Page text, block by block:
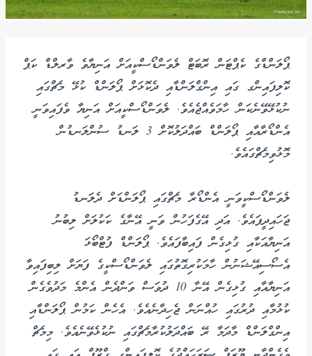
ޕޯލަންޑްގެ ކެޕްޓަން ރޮބަޓް ލެވަންޑޯސްކީއަށް އަނިޔާވެ ވާރލްޑް ކަޕް
ކޮލިފައިންގ ގައި އިންގްލަންޑާއި ދެކޮޅަށް ޕޯލަންޑް ކުޅޭ މެޗްގައި
ނުކުޅޭވޭނެކަން ހާމަވެއްޖެއެވެ. ލެވަންޑޯސްކީއަށް އަނިޔާ ވެފައިވަނީ
އެންޑޯރާއާއި ޕޯލަންޑް ބައްދަލުކޮށް 3 ލަނޑު ސުންލަނޑުން
މޮޅުވިމެޗްގައެވެ.
ލެވަންޑޯސްކީވަނީ އެންޑޯރާ މެޗްގައި ޕޯލަންޑަށް ދެލަނޑު
ޖަހައިދީފައެވެ. އަދި އޭގެފަހުން ވަނީ އޭނާގެ ކަކުލަށް ލިބުނު
އަނިޔާއަކާއި ގުޅިގެން ފައިބާފައެވެ. ޕޯލަންޑް ފުޓްބޯޅަ
އެސޯސިއޭޝަނުން ހާމަކުރިގޮތުގައި ލެވަންޑޯސްކީގެ ފަޔަށް ލިބިފައިވާ
އަނިޔާއާއި ގުޅިގެން އޭނާ 10 ދުވަސް ވަންދެން އެންމެ މަދުވެގެން
ކުޅުމާއި ދުރުގައި ހުއްނަން ޖެހިދާނެއެވެ. އެހެން ކަމުން ޕޯލަންޑާއި
އިންގްލަންޑް މާދަމާ ރޭ ބައްދަލުކުރާމެޗްގައި ނުކުޅެވޭނެއެވެ. މިމެޗް